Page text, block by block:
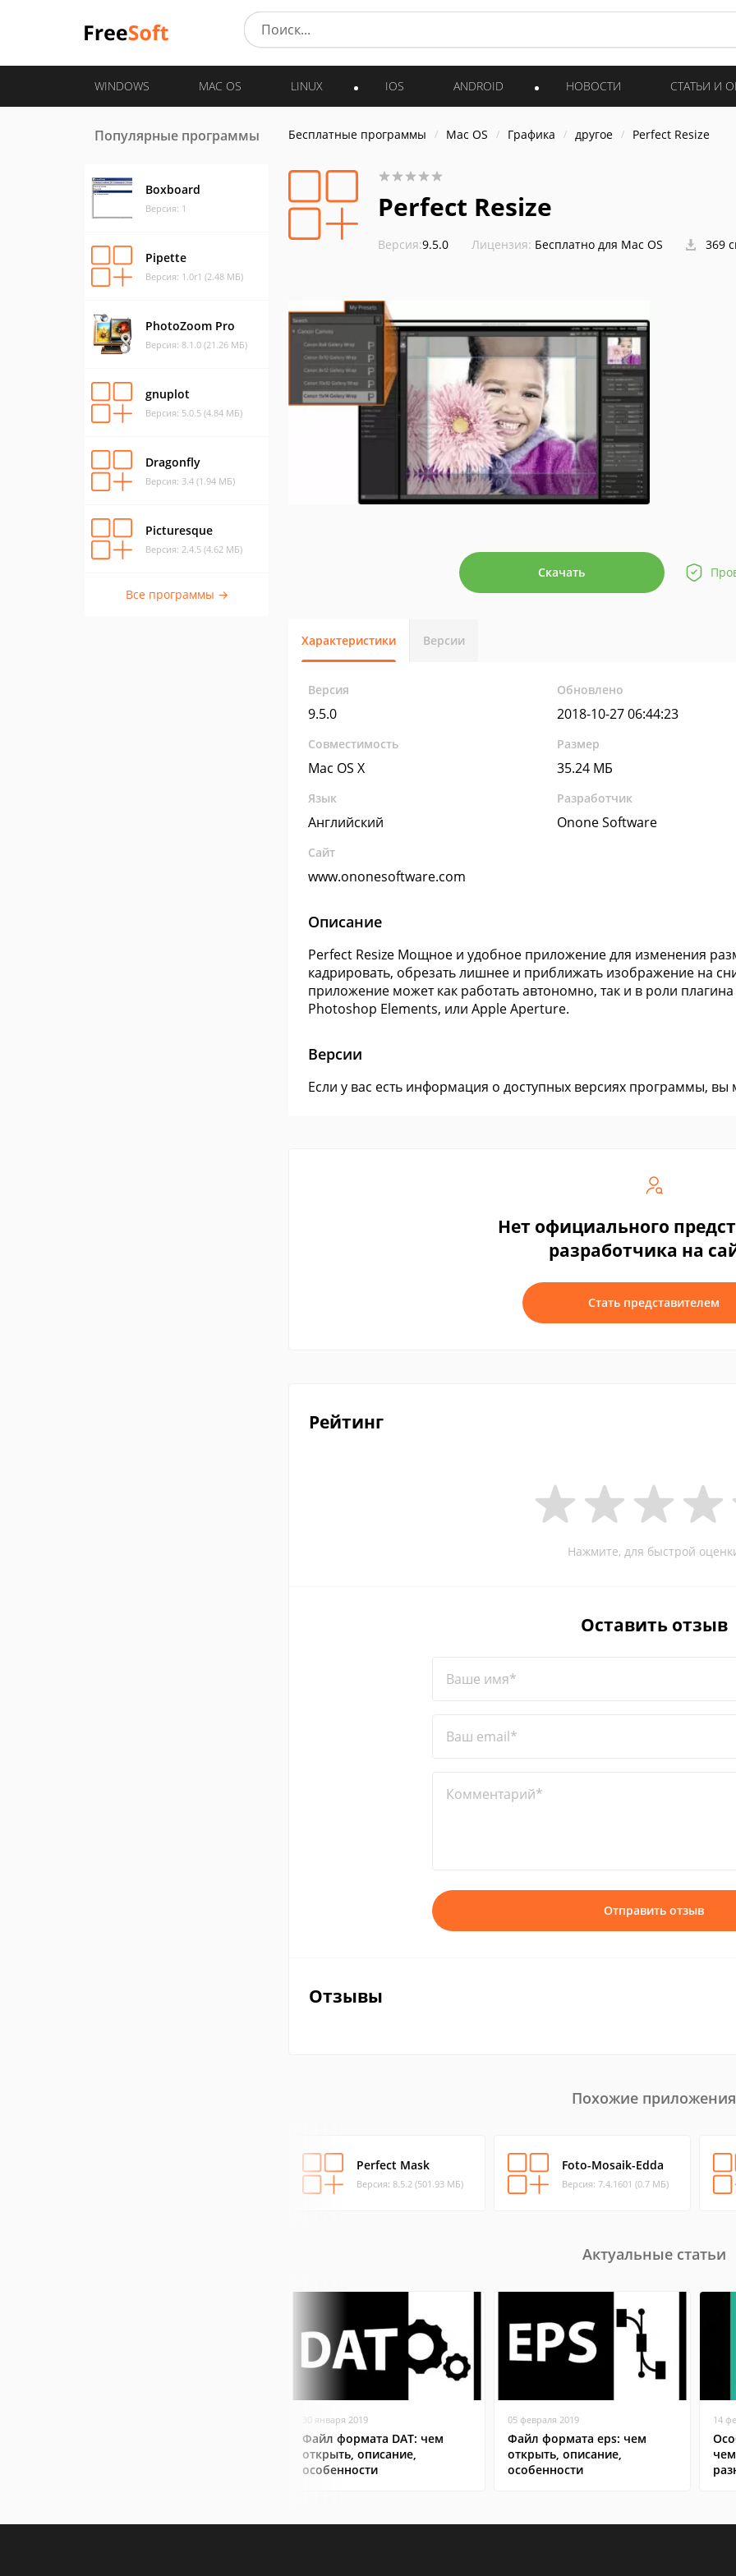
WINDOWS MAC OS LINUX IOS ANDROID НОВОСТИ СТАТЬИ И
Популярные программы
Boxboard
Версия: 1
Pipette
Версия: 1.0r1 (2.48 МБ)
PhotoZoom Pro
Версия: 8.1.0 (21.26 МБ)
gnuplot
Версия: 5.0.5 (4.84 МБ)
Dragonfly
Версия: 3.4 (1.94 МБ)
Picturesque
Версия: 2.4.5 (4.62 МБ)
Все программы →
Бесплатные программы Mac OS Графика другое Perfect Resize
Perfect Resize
Версия:9.5.0 Лицензия: Бесплатно для Mac OS 369
Скачать
Характеристики Версии
Версия
9.5.0
Обновлено
2018-10-27 06:44:23
Совместимость
Mac OS X
Размер
35.24 МБ
Язык
Английский
Разработчик
Onone Software
Сайт
www.ononesoftware.com
Описание
Perfect Resize Мощное и удобное приложение для изменения
кадрировать, обрезать лишнее и приближать изображение на
приложение может как работать автономно, так и в роли
Photoshop Elements, или Apple Aperture.
Версии
Если у вас есть информация о доступных версиях программы,
Нет официального
разработчика на
Стать представителем
Рейтинг
Нажмите, для быстрой
Оставить отзыв
Ваше имя*
Ваш email*
Комментарий*
Отправить отзыв
Отзывы
Похожие приложения
Perfect Mask
Версия: 8.5.2 (501.93 МБ)
Foto-Mosaik-Edda
Версия: 7.4.1601 (0.7 МБ)
Актуальные статьи
30 января 2019
Файл формата DAT: чем
открыть, описание,
особенности
05 февраля 2019
Файл формата eps: чем
открыть, описание,
особенности
14